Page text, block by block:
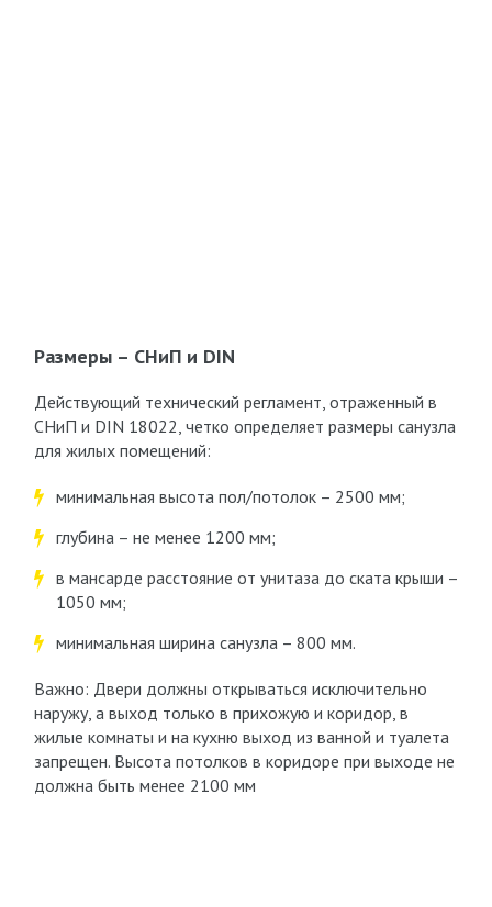
Размеры – СНиП и DIN
Действующий технический регламент, отраженный в
СНиП и DIN 18022, четко определяет размеры санузла
для жилых помещений:
минимальная высота пол/потолок – 2500 мм;
глубина – не менее 1200 мм;
в мансарде расстояние от унитаза до ската крыши –
1050 мм;
минимальная ширина санузла – 800 мм.
Важно: Двери должны открываться исключительно
наружу, а выход только в прихожую и коридор, в
жилые комнаты и на кухню выход из ванной и туалета
запрещен. Высота потолков в коридоре при выходе не
должна быть менее 2100 мм